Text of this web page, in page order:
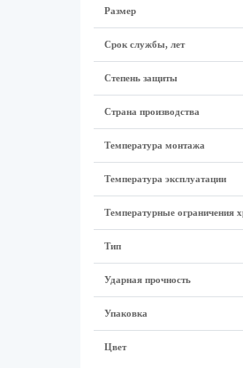
Размер
Срок службы, лет
Степень защиты
Страна производства
Температура монтажа
Температура эксплуатации
Температурные ограничения
Тип
Ударная прочность
Упаковка
Цвет